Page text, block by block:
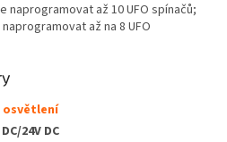
naprogramovat až 10 UFO spínačů;
až na 8 UFO
osvětlení
24V DC